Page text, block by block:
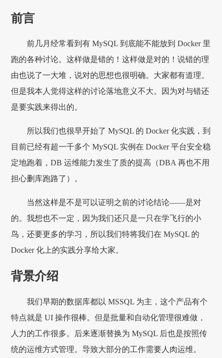
前言
前几月经常看到有 MySQL 到底能不能放到 Docker 里
跑的各种讨论。这样做是错的！这样做是对的！说错的理
由也说了一大堆，说对的思想也很明确。大家都有道理。
但是我本人觉得这样的讨论落地意义不大。因为对与错还
是要实践来得出的。
所以我们也很早开始了 MySQL 的 Docker 化实践，到
目前已经有超一千多个 MySQL 实例在 Docker 平台安全稳
定地跑着，DB 运维能力发生了质的提高（DBA 再也不用
担心删库跑路了）。
当然这样是不是可以证明之前的讨论结论——是对
的。我想也不一定，因为我们还只是一只在学飞行的小
鸟，还要更多的学习，所以我们特将我们在 MySQL 的
Docker 化上的实践分享给大家。
背景介绍
我们早期的数据库都以 MSSQL 为主，这个产品有个
特点就是 UI 操作很棒。但是批量和自动化管理很难做，
人力的工作很多。后来逐渐替换为 MySQL 后也是按照传
统的运维方式管理。导致大部分的工作需要人肉运维。